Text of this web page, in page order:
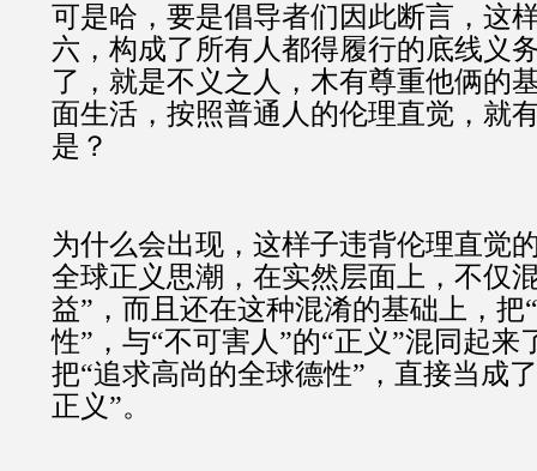
可是哈，要是倡导者们因此断言，这
六，构成了所有人都得履行的底线义
了，就是不义之人，木有尊重他俩的
面生活，按照普通人的伦理直觉，就
是？
为什么会出现，这样子违背伦理直觉
全球正义思潮，在实然层面上，不仅
益”，而且还在这种混淆的基础上，把
性”，与“不可害人”的“正义”混同起来
把“追求高尚的全球德性”，直接当成
正义”。